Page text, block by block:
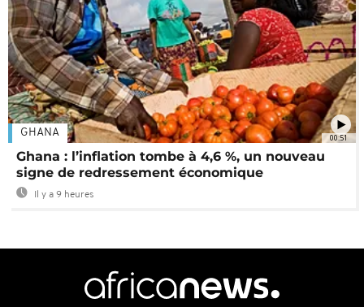
00:51
GHANA
Ghana : l’inflation tombe à 4,6 %, un nouveau
signe de redressement économique
Il y a 9 heures